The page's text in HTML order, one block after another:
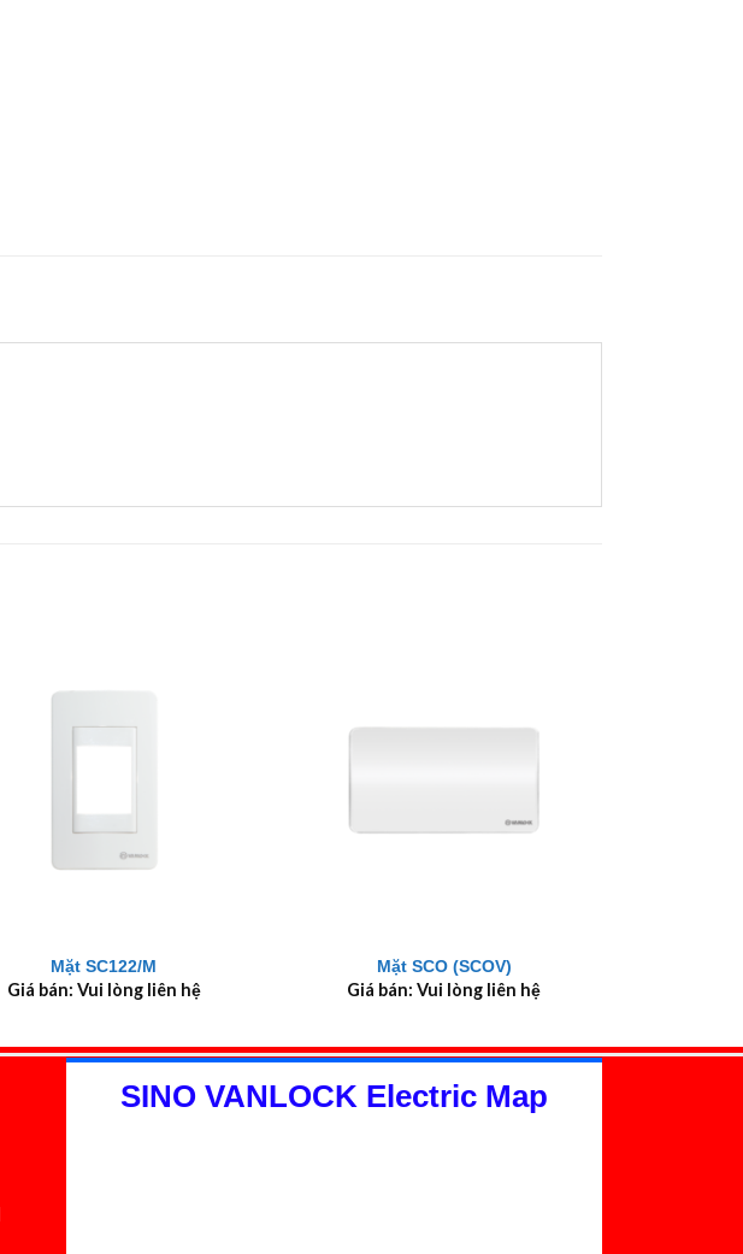
Mặt SC122/M
Giá bán: Vui lòng liên hệ
Mặt SCO (SCOV)
Giá bán: Vui lòng liên hệ
SINO VANLOCK Electric Map